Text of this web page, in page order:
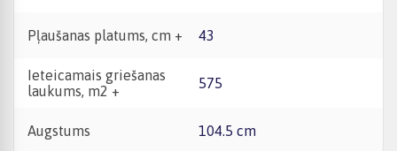
Pļaušanas platums, cm + 43
Ieteicamais griešanas
laukums, m2 +
575
Augstums 104.5 cm